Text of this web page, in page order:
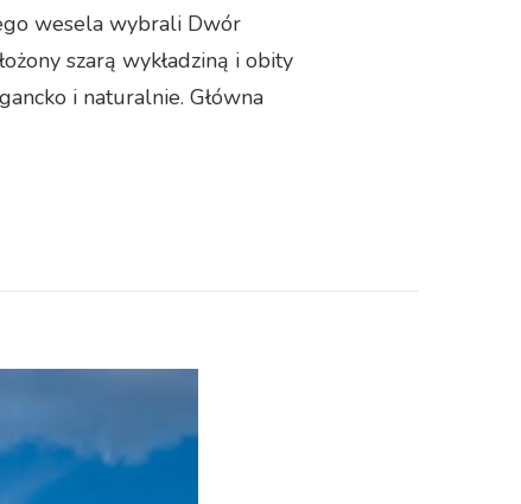
wesela wybrali Dwór
szarą wykładziną i obity
i naturalnie. Główna